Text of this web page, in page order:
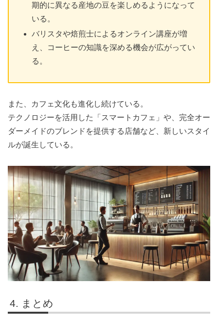
期的に異なる産地の豆を楽しめるようになって
いる。
バリスタや焙煎士によるオンライン講座が増
え、コーヒーの知識を深める機会が広がってい
る。
また、カフェ文化も進化し続けている。
テクノロジーを活用した「スマートカフェ」や、完全オー
ダーメイドのブレンドを提供する店舗など、新しいスタイ
ルが誕生している。
まとめ